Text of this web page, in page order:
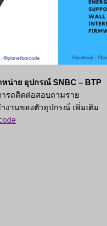
หน่าย อุปกรณ์ SNBC – BTP
รถติดต่อสอบถามราย
งานของตัวอุปกรณ์ เพิ่มเติม